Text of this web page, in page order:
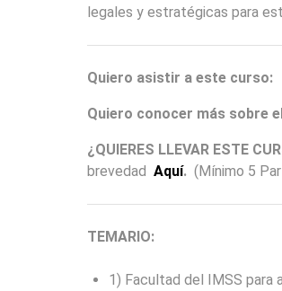
legales y estratégicas para
Quiero asistir a este curso:
Quiero conocer más sobre
¿QUIERES LLEVAR ESTE
brevedad Aquí. (Mínimo 5
TEMARIO:
1) Facultad del IMSS para